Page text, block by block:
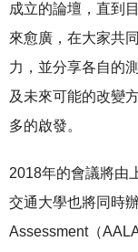
成立的論壇，直到
來愈廣，在大家共
力，並分享各自的
及未來可能的改變
多的啟發。
2018年的會議將由
交通大學也將同時
Assessment（